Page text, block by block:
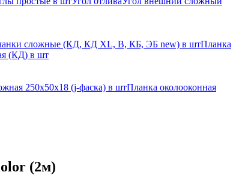
сложные (КД, КД XL, В, КБ, ЭБ new) в штПланка
(КД) в шт
250х50х18 (j-фаска) в штПланка околооконная
(2м)